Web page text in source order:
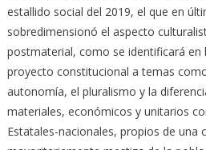
estallido social del 2019, el que en
sobredimensionó el aspecto
postmaterial, como se identificará en
proyecto constitucional a temas
autonomía, el pluralismo y la
materiales, económicos y unitarios
Estatales-nacionales, propios de una